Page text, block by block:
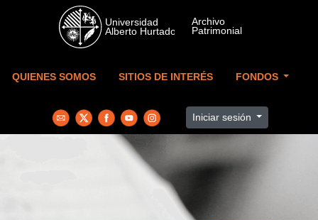
Skip to main content
QUIENES SOMOS SITIOS DE INTERÉS FONDOS
Iniciar sesión